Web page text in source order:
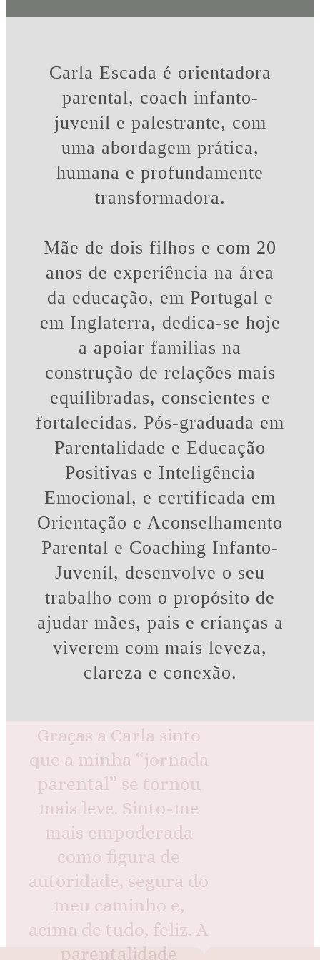
de oferecer uma
essencial. Quem mais
beneficiou? A minha
família. E por isso,
estarei eternamente
grato à Carla.
Recomendo-a
vivamente. Obrigado,
Carlos Rocha
S. 8 anos
A Carla é
BRILHANTE! A
prioridade da Carla é
claramente o nosso
bem estar enquanto
família e a resolução
da situação/situações
que trazemos para a
sessão. Para além
disso, é uma
excelente ouvinte e
oferece conselhos,
dicas e táticas
adequados à minha
Graças a Carla sinto
que a minha “jornada
parental” se tornou
mais leve. Sinto-me
mais empoderada
como figura de
autoridade, segura do
meu caminho e,
acima de tudo, feliz. A
parentalidade
Carla Escada é orientadora
parental, coach infanto-
juvenil e palestrante, com
uma abordagem prática,
humana e profundamente
transformadora.
Mãe de dois filhos e com 20
anos de experiência na área
da educação, em Portugal e
em Inglaterra, dedica-se hoje
a apoiar famílias na
construção de relações mais
equilibradas, conscientes e
fortalecidas. Pós-graduada em
Parentalidade e Educação
Positivas e Inteligência
Emocional, e certificada em
Orientação e Aconselhamento
Parental e Coaching Infanto-
Juvenil, desenvolve o seu
trabalho com o propósito de
ajudar mães, pais e crianças a
viverem com mais leveza,
clareza e conexão.